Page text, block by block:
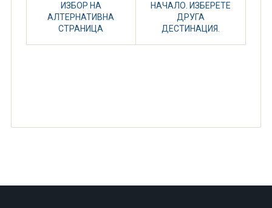
ИЗБОР НА
АЛТЕРНАТИВНА
СТРАНИЦА
НАЧАЛО. ИЗБЕРЕТЕ
ДРУГА
ДЕСТИНАЦИЯ.